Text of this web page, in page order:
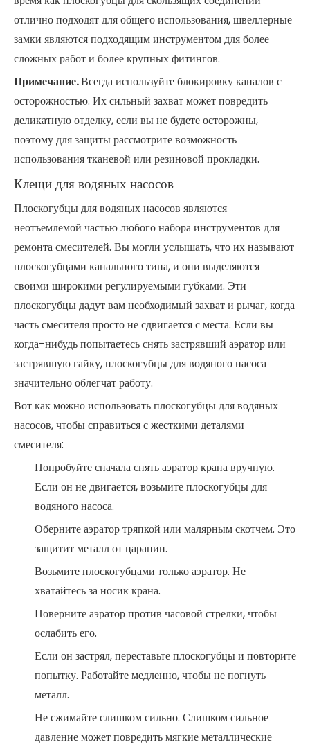
отлично подходят для общего использования, швеллерные
замки являются подходящим инструментом для более
сложных работ и более крупных фитингов.
Примечание.Всегда используйте блокировку каналов с
осторожностью. Их сильный захват может повредить
деликатную отделку, если вы не будете осторожны,
поэтому для защиты рассмотрите возможность
использования тканевой или резиновой прокладки.
Клещи для водяных насосов
Плоскогубцы для водяных насосов являются
неотъемлемой частью любого набора инструментов для
ремонта смесителей. Вы могли услышать, что их называют
плоскогубцами канального типа, и они выделяются
своими широкими регулируемыми губками. Эти
плоскогубцы дадут вам необходимый захват и рычаг, когда
часть смесителя просто не сдвигается с места. Если вы
когда-нибудь попытаетесь снять застрявший аэратор или
застрявшую гайку, плоскогубцы для водяного насоса
значительно облегчат работу.
Вот как можно использовать плоскогубцы для водяных
насосов, чтобы справиться с жесткими деталями
смесителя:
Попробуйте сначала снять аэратор крана вручную.
Если он не двигается, возьмите плоскогубцы для
водяного насоса.
Оберните аэратор тряпкой или малярным скотчем. Это
защитит металл от царапин.
Возьмите плоскогубцами только аэратор. Не
хватайтесь за носик крана.
Поверните аэратор против часовой стрелки, чтобы
ослабить его.
Если он застрял, переставьте плоскогубцы и повторите
попытку. Работайте медленно, чтобы не погнуть
металл.
Не сжимайте слишком сильно. Слишком сильное
давление может повредить мягкие металлические